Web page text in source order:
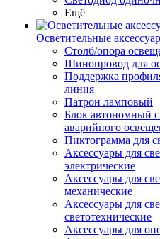
Ещё
Осветительные
Столб/опора
Шинопровод для
Поддержка
линия
Патрон ламповый
Блок автономный
аварийного
Пиктограмма для
Аксессуары для
электрические
Аксессуары для
механические
Аксессуары для
светотехнические
Аксессуары для